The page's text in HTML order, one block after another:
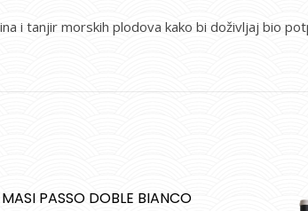
i tanjir morskih plodova kako bi doživljaj bio
MASI PASSO DOBLE BIANCO